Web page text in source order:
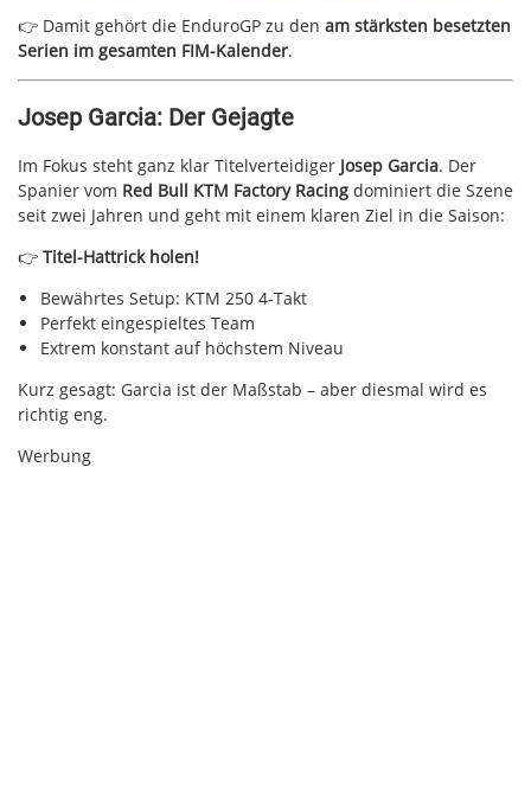
👉 Damit gehört die EnduroGP zu den am stärksten besetzten
Serien im gesamten FIM-Kalender.
Josep Garcia: Der Gejagte
Im Fokus steht ganz klar Titelverteidiger Josep Garcia. Der
Spanier vom Red Bull KTM Factory Racing dominiert die Szene
seit zwei Jahren und geht mit einem klaren Ziel in die Saison:
👉 Titel-Hattrick holen!
Bewährtes Setup: KTM 250 4-Takt
Perfekt eingespieltes Team
Extrem konstant auf höchstem Niveau
Kurz gesagt: Garcia ist der Maßstab – aber diesmal wird es
richtig eng.
Werbung